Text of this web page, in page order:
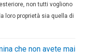
non tutti vogliono
loro proprietà sia quella di
che non avete mai